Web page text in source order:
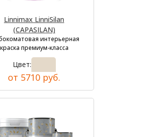
Linnimax LinniSilan
(CAPASILAN)
интерьерная
краска премиум-класса
Цвет:
от 5710 руб.